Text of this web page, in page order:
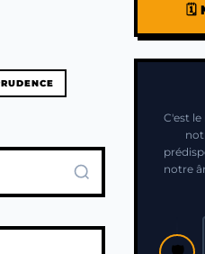
🗓️
C'est
notre